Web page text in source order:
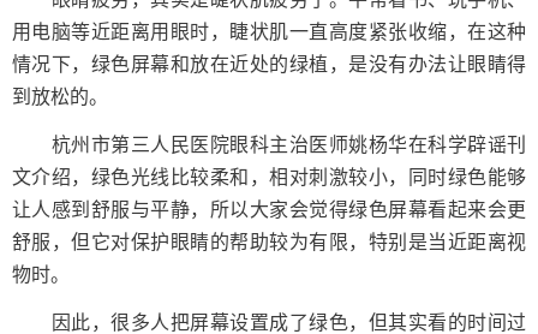
用电脑等近距离用眼时，睫状肌一直高度紧张收缩，在这种
情况下，绿色屏幕和放在近处的绿植，是没有办法让眼睛得
到放松的。
杭州市第三人民医院眼科主治医师姚杨华在科学辟谣刊
文介绍，绿色光线比较柔和，相对刺激较小，同时绿色能够
让人感到舒服与平静，所以大家会觉得绿色屏幕看起来会更
舒服，但它对保护眼睛的帮助较为有限，特别是当近距离视
物时。
因此，很多人把屏幕设置成了绿色，但其实看的时间过